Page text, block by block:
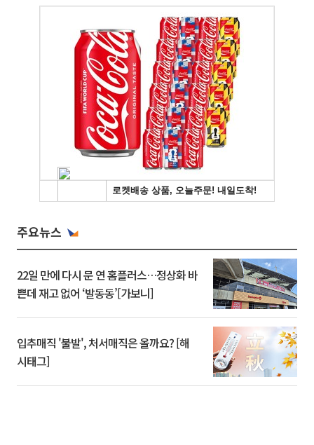
주요뉴스
22일 만에 다시 문 연 홈플러스…정상화 바
쁜데 재고 없어 ‘발동동’[가보니]
입추매직 '불발', 처서매직은 올까요? [해
시태그]